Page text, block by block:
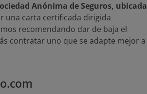
Anónima de Seguros, ubicada
una carta certificada dirigida
recomendando dar de baja el
contratar uno que se adapte mejor a